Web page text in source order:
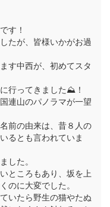
す！
たが、皆様いかがお過
す中西が、初めてスタ
行ってきました⛰！
連山のパノラマが一望
前の由来は、昔８人の
るとも言われていま
した。
ところもあり、坂を上
のに大変でした。
いたら野生の猫やたぬ